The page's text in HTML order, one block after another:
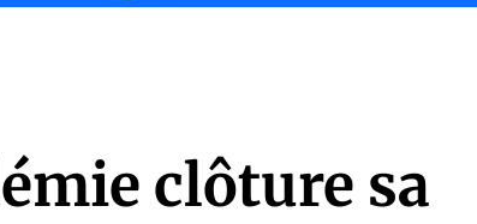
clôture sa